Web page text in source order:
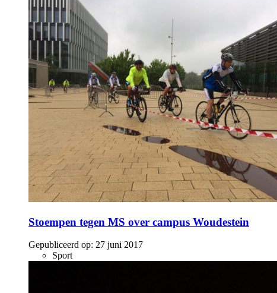
Stoempen tegen MS over campus Woudestein
Gepubliceerd op: 27 juni 2017
Sport